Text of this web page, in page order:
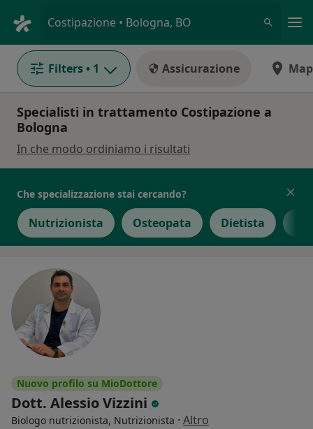
Costipazione • Bologna, BO
Filters • 1 Assicurazione
Specialisti in trattamento Costipazione a
Bologna
In che modo ordiniamo i risultati
Che specializzazione stai cercando?
Nutrizionista Osteopata Dietista
Nuovo profilo su MioDottore
Dott. Alessio Vizzini
Biologo nutrizionista, Nutrizionista · Altro